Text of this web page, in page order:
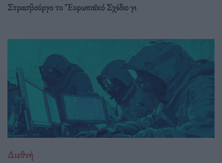
Στρασβούργο το "Ευρωπαϊκό Σχέδιο γι
Διεθνή